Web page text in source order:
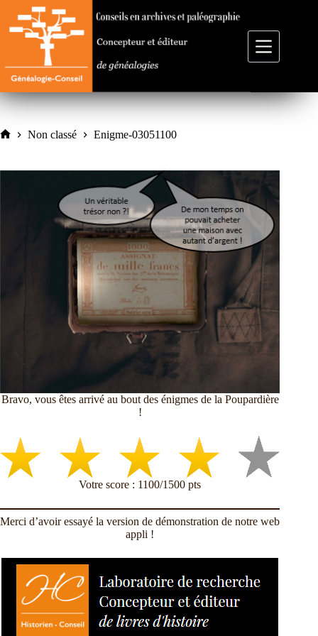
contenu
Non classé Enigme-03051100
Bravo, vous êtes arrivé au bout des énigmes de la Poupardière
!
Votre score : 1100/1500 pts
Merci d’avoir essayé la version de démonstration de notre web
appli !